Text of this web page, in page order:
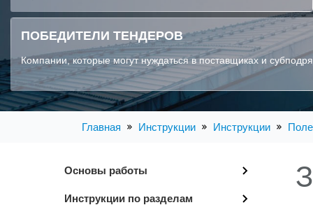
ПОБЕДИТЕЛИ ТЕНДЕРОВ
Компании, которые могут нуждаться в поставщиках и
Главная Инструкции Инструкции
Основы работы
Инструкции по разделам